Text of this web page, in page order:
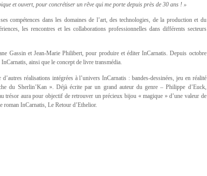
et ouvert, pour concrétiser un rêve qui me porte depuis près de 30 ans ! »
compétences dans les domaines de l’art, des technologies, de la production et du
les rencontres et les collaborations professionnelles dans différents secteurs
Gassin et Jean-Marie Philibert, pour produire et éditer InCarnatis. Depuis octobre
ainsi que le concept de livre transmédia.
réalisations intégrées à l’univers InCarnatis : bandes-dessinées, jeu en réalité
du Sherlin’Kan ». Déjà écrite par un grand auteur du genre – Philippe d’Euck,
trésor aura pour objectif de retrouver un précieux bijou « magique » d’une valeur de
roman InCarnatis, Le Retour d’Ethelior.